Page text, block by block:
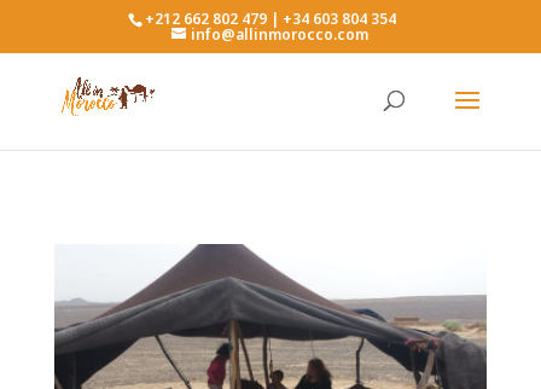
+212 662 802 479 | +34 603 804 354
info@allinmorocco.com